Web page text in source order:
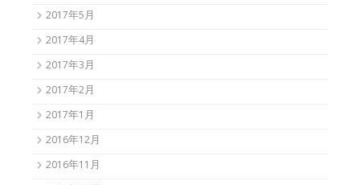
2017年5月
2017年4月
2017年3月
2017年2月
2017年1月
2016年12月
2016年11月